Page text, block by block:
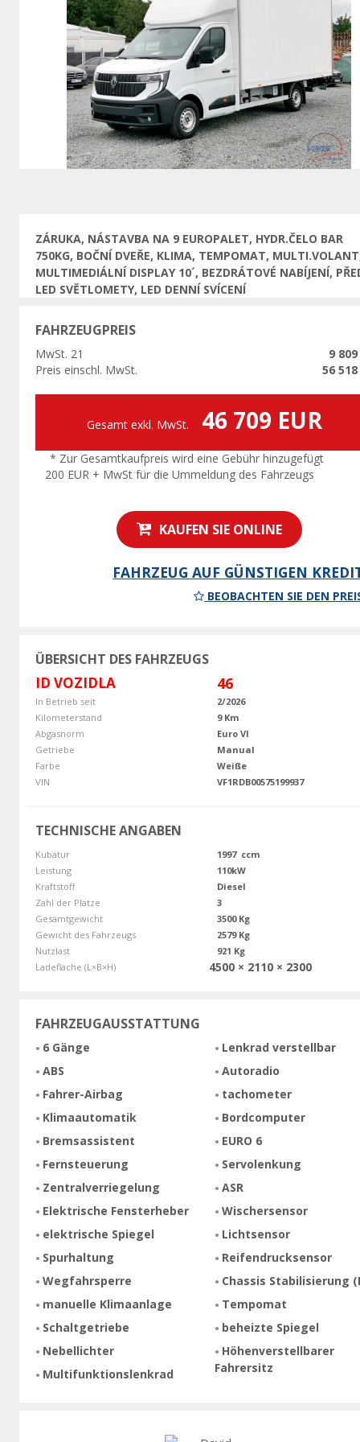
Vorherige
ZÁRUKA, NÁSTAVBA NA 9 EUROPALET, HYDR.ČELO BAR
750KG, BOČNÍ DVEŘE, KLIMA, TEMPOMAT,
MULTIMEDIÁLNÍ DISPLAY 10´, BEZDRÁTOVÉ NABÍJENÍ,
LED SVĚTLOMETY, LED DENNÍ SVÍCENÍ
FAHRZEUGPREIS
MwSt. 21
9 809
Preis einschl. MwSt.
56 518
Gesamt exkl. MwSt. 46 709 EUR
* Zur Gesamtkaufpreis wird eine Gebühr hinzugefügt
200 EUR + MwSt für die Ummeldung des Fahrzeugs
KAUFEN SIE ONLINE
FAHRZEUG AUF GÜNSTIGEN
BEOBACHTEN SIE DEN
ÜBERSICHT DES FAHRZEUGS
ID VOZIDLA 46
In Betrieb seit
2/2026
Kilometerstand
9 Km
Abgasnorm
Euro VI
Getriebe
Manual
Farbe
Weiße
VIN
VF1RDB00575199937
TECHNISCHE ANGABEN
Kubatur
1997 ccm
Leistung
110kW
Kraftstoff
Diesel
Zahl der Plätze
3
Gesamtgewicht
3500 Kg
Gewicht des Fahrzeugs
2579 Kg
Nutzlast
921 Kg
Ladefläche (L×B×H)
4500 × 2110 × 2300
FAHRZEUGAUSSTATTUNG
6 Gänge
ABS
Fahrer-Airbag
Klimaautomatik
Bremsassistent
Fernsteuerung
Zentralverriegelung
Elektrische Fensterheber
elektrische Spiegel
Spurhaltung
Wegfahrsperre
manuelle Klimaanlage
Schaltgetriebe
Nebellichter
Multifunktionslenkrad
Lenkrad verstellbar
Autoradio
tachometer
Bordcomputer
EURO 6
Servolenkung
ASR
Wischersensor
Lichtsensor
Reifendrucksensor
Chassis Stabilisierung
Tempomat
beheizte Spiegel
Höhenverstellbarer
Fahrersitz